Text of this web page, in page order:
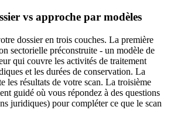
vs approche par modèles
dossier en trois couches. La première
sectorielle préconstruite - un modèle de
qui couvre les activités de traitement
et les durées de conservation. La
les résultats de votre scan. La troisième
guidé où vous répondez à des questions
juridiques) pour compléter ce que le scan